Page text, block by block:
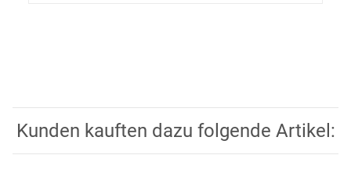
Kunden kauften dazu folgende Artikel: